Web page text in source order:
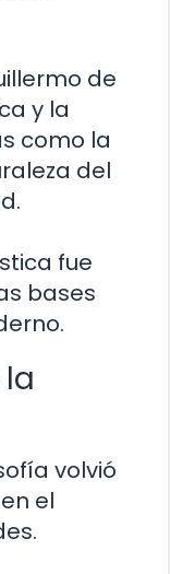
de
y la
como la
del
fue
bases
volvió
el